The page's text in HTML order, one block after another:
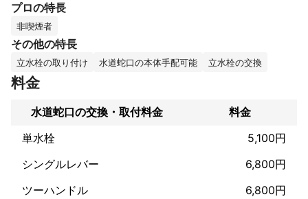
苦ではありません。
旅行も1人旅が好きで去年も車で日本一周して来ました。
魚釣りをしながらテントを張って飯盒で炊飯しながらの旅はとて
も良い経験になりました。
その様な趣味も仕事に活かせればと思います。
これまでの実績
鈴木様向けにシステムバスの、設置・施工をしました。
佐藤様向けにトイレリフォームの実施・施工をしました。
山田様向けにシステムキッチンの実施・施工をしました。
アピールポイント
水道に関わる事は殆ど経験して来ました。
導きたいと思います。
プロの特長
非喫煙者
その他の特長
立水栓の取り付け 水道蛇口の本体手配可能 立水栓の交換
料金
水道蛇口の交換・取付料金
料金
単水栓
5,100円
シングルレバー
6,800円
ツーハンドル
6,800円